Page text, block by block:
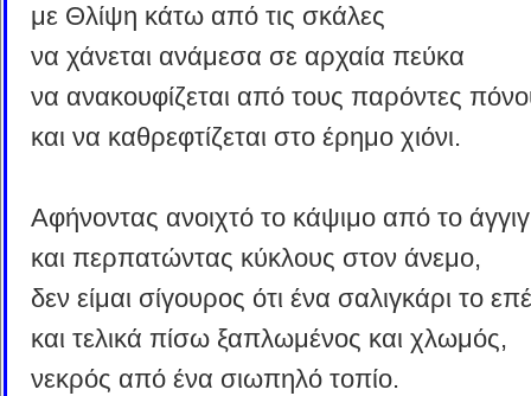
με Θλίψη κάτω από τις σκάλες
να χάνεται ανάμεσα σε αρχαία πεύκα
να ανακουφίζεται από τους παρόντες
και να καθρεφτίζεται στο έρημο χιόνι.
Αφήνοντας ανοιχτό το κάψιμο από το
και περπατώντας κύκλους στον άνεμο,
δεν είμαι σίγουρος ότι ένα σαλιγκάρι το
και τελικά πίσω ξαπλωμένος και χλωμός,
νεκρός από ένα σιωπηλό τοπίο.